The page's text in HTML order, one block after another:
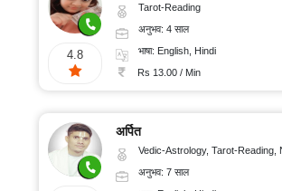
4.8
Tarot-Reading
अनुभव: 4 साल
भाषा: English, Hindi
Rs 13.00 / Min
अर्पित
Vedic-Astrology, Tarot-Reading, Numerology,
अनुभव: 7 साल